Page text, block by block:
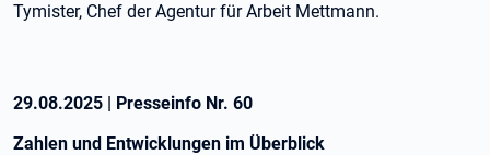
Tymister, Chef der Agentur für Arbeit Mettmann.
29.08.2025 | Presseinfo Nr. 60
Zahlen und Entwicklungen im Überblick